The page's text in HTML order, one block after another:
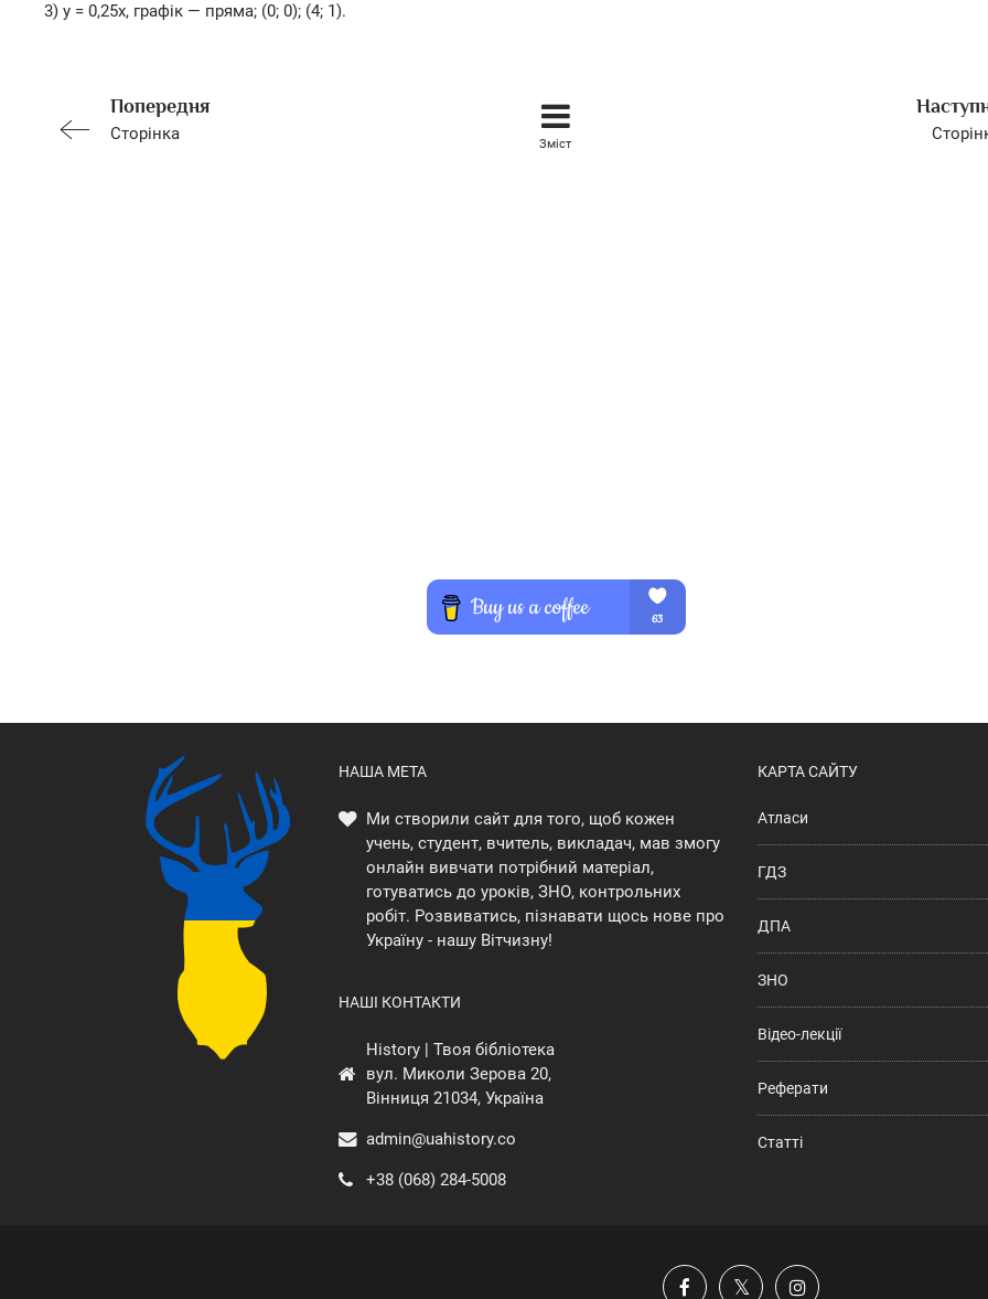
3) у = 0,25х, графік — пряма; (0; 0); (4; 1).
Попередня
Сторінка
Зміст
НАША МЕТА
Ми створили сайт для того, щоб кожен
учень, студент, вчитель, викладач, мав змогу
онлайн вивчати потрібний матеріал,
готуватись до уроків, ЗНО, контрольних
робіт. Розвиватись, пізнавати щось нове про
Україну - нашу Вітчизну!
НАШІ КОНТАКТИ
History | Твоя бібліотека
вул. Миколи Зерова 20,
Вінниця 21034, Україна
admin@uahistory.co
+38 (068) 284-5008
КАРТА САЙТУ
Атласи
ГДЗ
ДПА
ЗНО
Відео-лекції
Реферати
Статті